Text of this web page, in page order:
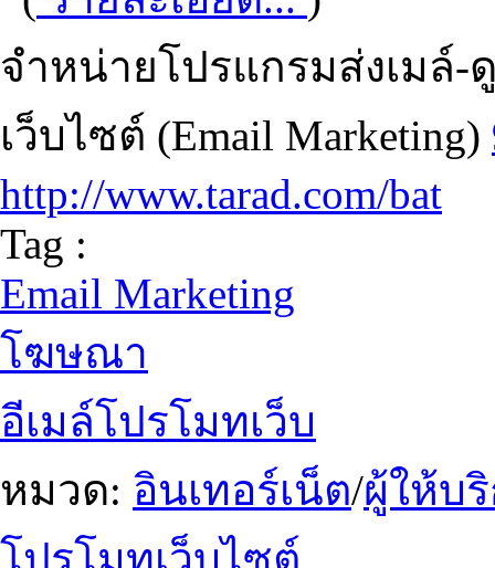
จำหน่ายโปรแกรมส่งเมล์-
เว็บไซต์ (Email Marketing)
http://www.tarad.com/bat
Tag :
Email Marketing
โฆษณา
อีเมล์โปรโมทเว็บ
หมวด: อินเทอร์เน็ต/ผู้ให้บ